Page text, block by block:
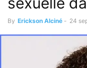
By Erickson Alciné - 24